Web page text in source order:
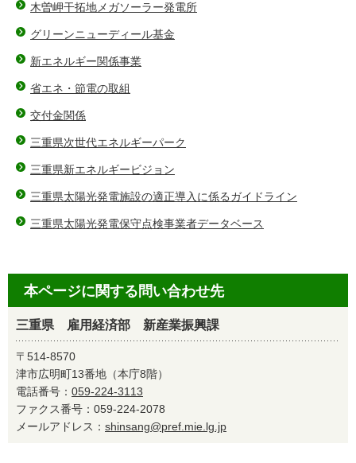
木曽岬干拓地メガソーラー発電所
グリーンニューディール基金
新エネルギー関係事業
省エネ・節電の取組
交付金関係
三重県次世代エネルギーパーク
三重県新エネルギービジョン
三重県太陽光発電施設の適正導入に係るガイドライン
三重県太陽光発電保守点検事業者データベース
本ページに関する問い合わせ先
三重県 雇用経済部 新産業振興課
〒514-8570
津市広明町13番地（本庁8階）
電話番号： 059-224-3113
ファクス番号：059-224-2078
メールアドレス： shinsang@pref.mie.lg.jp